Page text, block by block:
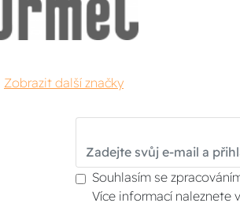
Zobrazit další značky
Souhlasím se
Více informací naleznete